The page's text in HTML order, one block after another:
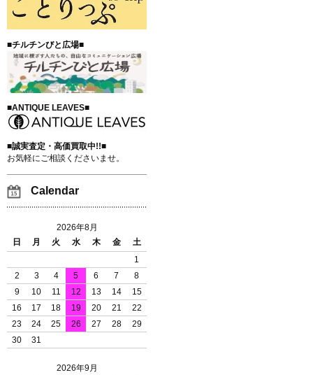
■チルチンびと広場■
■ANTIQUE LEAVES■
■誠実査定・高価買取中!!■
お気軽にご相談くださいませ。
Calendar
2026年8月
日
月 火 水 木 金
土
1
2
3 4 5 6 7
8
9
10 11 12 13 14
15
16
17 18 19 20 21
22
23
24 25 26 27 28
29
30
31
2026年9月